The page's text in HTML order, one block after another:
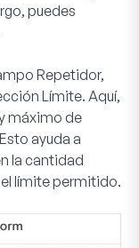
puedes
Repetidor,
Límite. Aquí,
máximo de
ayuda a
la cantidad
límite permitido.